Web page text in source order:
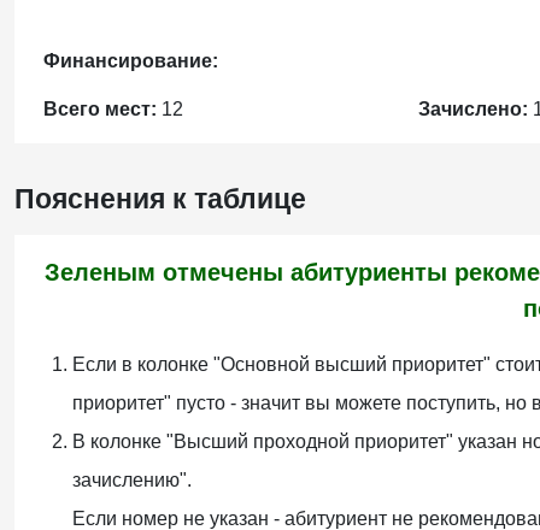
Финансирование:
Всего мест: 12 Зачислено:
Пояснения к таблице
Зеленым отмечены абитуриенты
Если в колонке "Основной высший приоритет"
приоритет" пусто - значит вы можете поступить,
В колонке "Высший проходной приоритет" указан
зачислению".
Если номер не указан - абитуриент не